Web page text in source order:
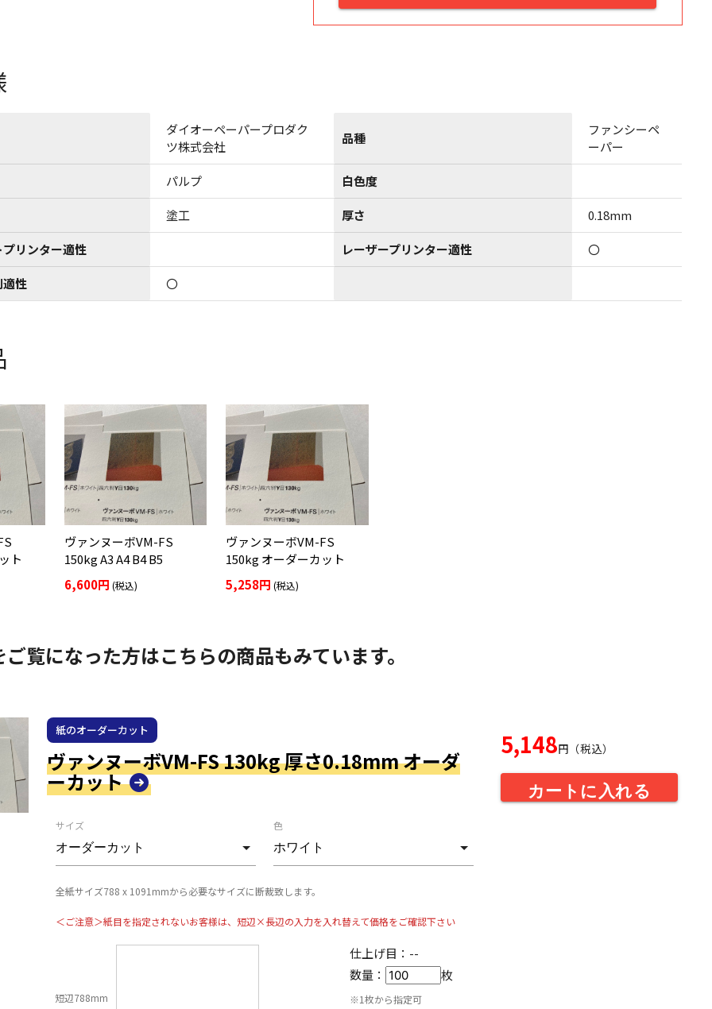
ダイオーペーパープロダク
ツ株式会社
品種
ファンシーペ
ーパー
パルプ 白色度
塗工 厚さ 0.18mm
リンター適性 レーザープリンター適性 〇
性 〇
ト
ヴァンヌーボVM-FS
150kg A3 A4 B4 B5
6,600円(税込)
ヴァンヌーボVM-FS
150kg オーダーカット
5,258円(税込)
覧になった方はこちらの商品もみています。
紙のオーダーカット
ヴァンヌーボVM-FS 130kg 厚さ0.18mm オーダ
ーカット
サイズ 色
全紙サイズ788 x 1091mmから必要なサイズに断裁致します。
＜ご注意＞紙目を指定されないお客様は、短辺×長辺の入力を入れ替えて価格をご確認下さい
短辺788mm
仕上げ目： --
数量：
枚
※1枚から指定可
5,148円（税込）
カートに入れる